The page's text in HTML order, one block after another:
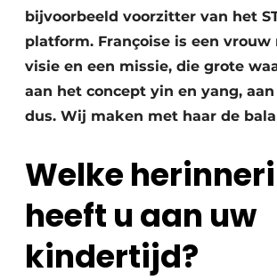
bijvoorbeeld voorzitter van het
platform. Françoise is een vrouw
visie en een missie, die grote
aan het concept yin en yang,
dus. Wij maken met haar de
Welke
heeft u aan uw
kindertijd?